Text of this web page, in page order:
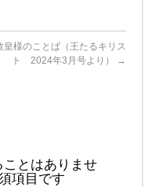
皇様のことば（王たるキリス
ト 2024年3月号より）
→
ことはありませ
項目です